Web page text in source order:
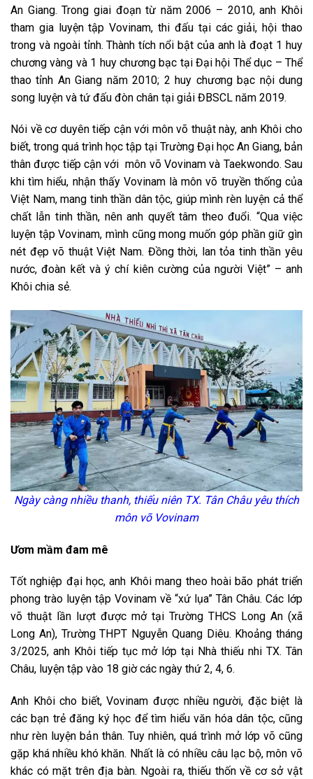
An Giang. Trong giai đoạn từ năm 2006 – 2010, anh Khôi
tham gia luyện tập Vovinam, thi đấu tại các giải, hội thao
trong và ngoài tỉnh. Thành tích nổi bật của anh là đoạt 1 huy
chương vàng và 1 huy chương bạc tại Đại hội Thể dục – Thể
thao tỉnh An Giang năm 2010; 2 huy chương bạc nội dung
song luyện và tứ đấu đòn chân tại giải ĐBSCL năm 2019.
Nói về cơ duyên tiếp cận với môn võ thuật này, anh Khôi cho
biết, trong quá trình học tập tại Trường Đại học An Giang, bản
thân được tiếp cận với môn võ Vovinam và Taekwondo. Sau
khi tìm hiểu, nhận thấy Vovinam là môn võ truyền thống của
Việt Nam, mang tinh thần dân tộc, giúp mình rèn luyện cả thể
chất lẫn tinh thần, nên anh quyết tâm theo đuổi. “Qua việc
luyện tập Vovinam, mình cũng mong muốn góp phần giữ gìn
nét đẹp võ thuật Việt Nam. Đồng thời, lan tỏa tinh thần yêu
nước, đoàn kết và ý chí kiên cường của người Việt” – anh
Khôi chia sẻ.
Ngày càng nhiều thanh, thiếu niên TX. Tân Châu yêu thích
môn võ Vovinam
Ươm mầm đam mê
Tốt nghiệp đại học, anh Khôi mang theo hoài bão phát triển
phong trào luyện tập Vovinam về “xứ lụa” Tân Châu. Các lớp
võ thuật lần lượt được mở tại Trường THCS Long An (xã
Long An), Trường THPT Nguyễn Quang Diêu. Khoảng tháng
3/2025, anh Khôi tiếp tục mở lớp tại Nhà thiếu nhi TX. Tân
Châu, luyện tập vào 18 giờ các ngày thứ 2, 4, 6.
Anh Khôi cho biết, Vovinam được nhiều người, đặc biệt là
các bạn trẻ đăng ký học để tìm hiểu văn hóa dân tộc, cũng
như rèn luyện bản thân. Tuy nhiên, quá trình mở lớp võ cũng
gặp khá nhiều khó khăn. Nhất là có nhiều câu lạc bộ, môn võ
khác có mặt trên địa bàn. Ngoài ra, thiếu thốn về cơ sở vật